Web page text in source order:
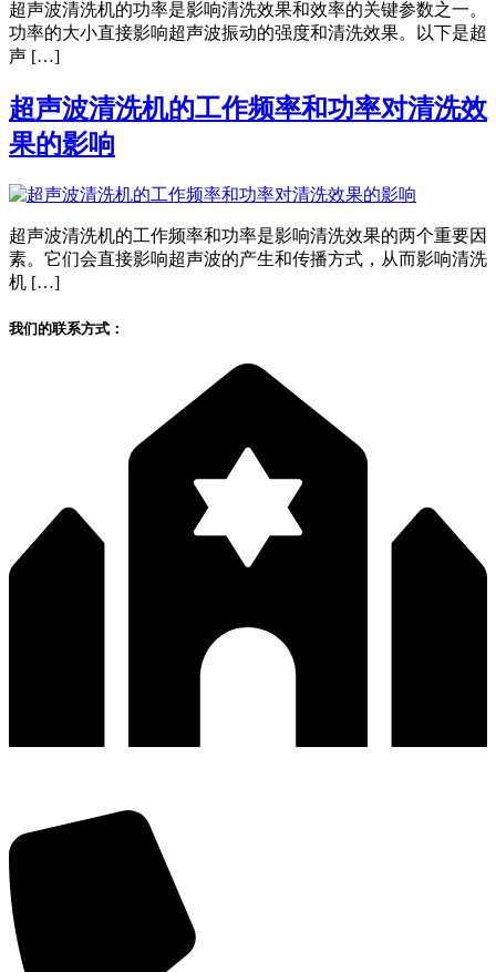
超声波清洗机的功率是影响清洗效果和效率的关键参数之一。
功率的大小直接影响超声波振动的强度和清洗效果。以下是超
声 […]
超声波清洗机的工作频率和功率对清洗效
果的影响
超声波清洗机的工作频率和功率是影响清洗效果的两个重要因
素。它们会直接影响超声波的产生和传播方式，从而影响清洗
机 […]
我们的联系方式：